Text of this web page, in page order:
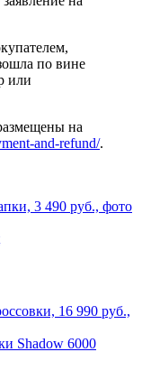
по вине
или
на
and-refund/.
Shadow 6000